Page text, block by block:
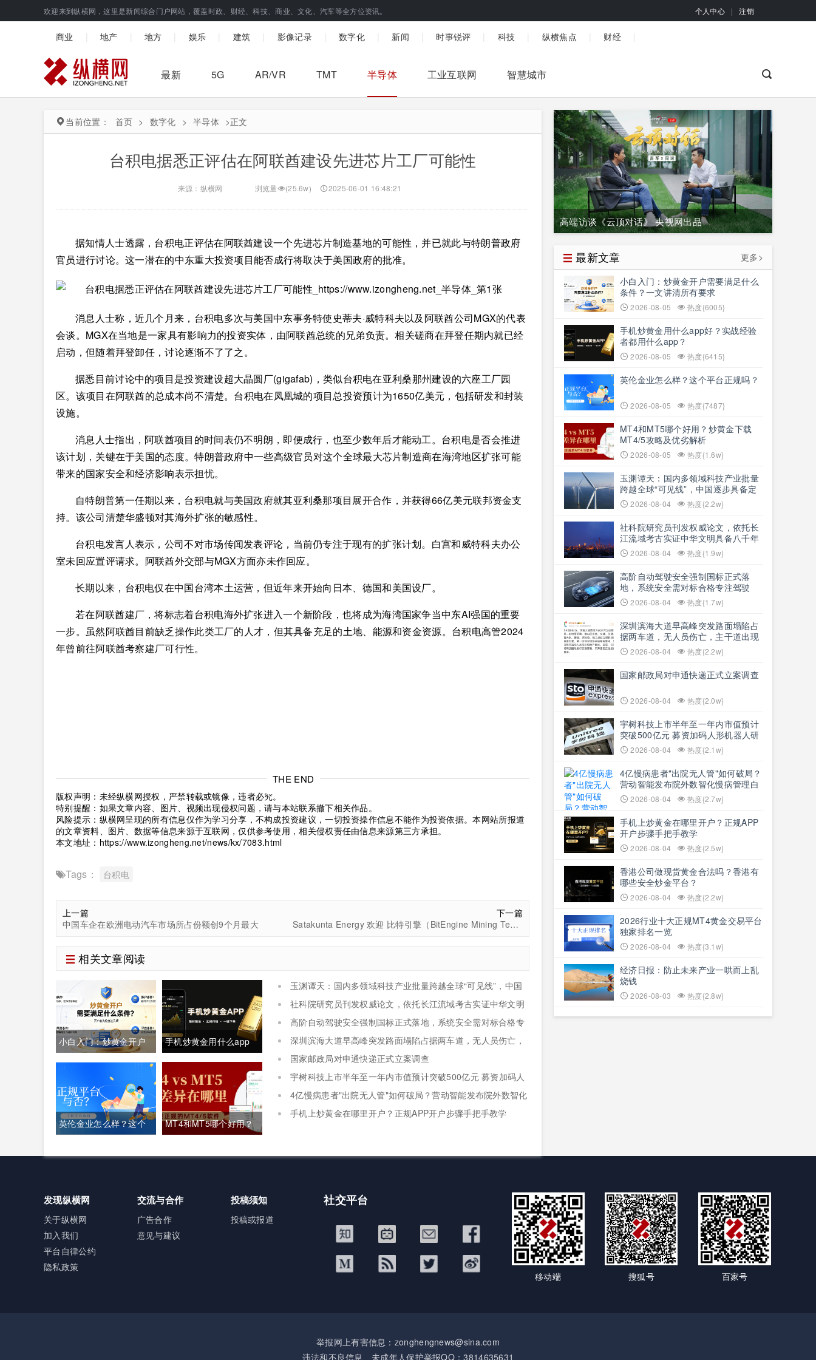
欢迎来到纵横网，这里是新闻综合门户网站，覆盖时政、财经、科技、商业、文化、汽车等全方位资讯。 个人中心 | 注销
商业 地产 地方 娱乐 建筑 影像记录 数字化 新闻 时事锐评 科技 纵横焦点 财经
最新 5G AR/VR TMT 半导体 工业互联网 智慧城市
当前位置： 首页 > 数字化 > 半导体 >正文
台积电据悉正评估在阿联酋建设先进芯片工厂可能性
来源：纵横网 浏览量 (25.6w) 2025-06-01 16:48:21
据知情人士透露，台积电正评估在阿联酋建设一个先进芯片制造基地的可能性，并已就此与特朗普政府
官员进行讨论。这一潜在的中东重大投资项目能否成行将取决于美国政府的批准。
消息人士称，近几个月来，台积电多次与美国中东事务特使史蒂夫·威特科夫以及阿联酋公司MGX的代表
会谈。MGX在当地是一家具有影响力的投资实体，由阿联酋总统的兄弟负责。相关磋商在拜登任期内就已经
启动，但随着拜登卸任，讨论逐渐不了了之。
据悉目前讨论中的项目是投资建设超大晶圆厂(gigafab)，类似台积电在亚利桑那州建设的六座工厂园
区。该项目在阿联酋的总成本尚不清楚。台积电在凤凰城的项目总投资预计为1650亿美元，包括研发和封装
设施。
消息人士指出，阿联酋项目的时间表仍不明朗，即便成行，也至少数年后才能动工。台积电是否会推进
该计划，关键在于美国的态度。特朗普政府中一些高级官员对这个全球最大芯片制造商在海湾地区扩张可能
带来的国家安全和经济影响表示担忧。
自特朗普第一任期以来，台积电就与美国政府就其亚利桑那项目展开合作，并获得66亿美元联邦资金支
持。该公司清楚华盛顿对其海外扩张的敏感性。
台积电发言人表示，公司不对市场传闻发表评论，当前仍专注于现有的扩张计划。白宫和威特科夫办公
室未回应置评请求。阿联酋外交部与MGX方面亦未作回应。
长期以来，台积电仅在中国台湾本土运营，但近年来开始向日本、德国和美国设厂。
若在阿联酋建厂，将标志着台积电海外扩张进入一个新阶段，也将成为海湾国家争当中东AI强国的重要
一步。虽然阿联酋目前缺乏操作此类工厂的人才，但其具备充足的土地、能源和资金资源。台积电高管2024
年曾前往阿联酋考察建厂可行性。
THE END
版权声明：未经纵横网授权，严禁转载或镜像，违者必究。
特别提醒：如果文章内容、图片、视频出现侵权问题，请与本站联系撤下相关作品。
风险提示：纵横网呈现的所有信息仅作为学习分享，不构成投资建议，一切投资操作信息不能作为投资依据。本网站所报道
的文章资料、图片、数据等信息来源于互联网，仅供参考使用，相关侵权责任由信息来源第三方承担。
本文地址： https://www.izongheng.net/news/kx/7083.html
Tags： 台积电
上一篇
中国车企在欧洲电动汽车市场所占份额创9个月最大
下一篇
Satakunta Energy 欢迎 比特引擎（BitEngine Mining Tech） 战略投资，携手推动比特币挖矿与绿色能源整合创新
相关文章阅读
小白入门：炒黄金开户
需要满足什么条件？一
文讲清所有要求
手机炒黄金用什么app
好？实战经验者都用什
么app？
英伦金业怎么样？这个
MT4和MT5哪个好用？
玉渊谭天：国内多领域科技产业批量跨越全球“可见线”，中国
逐步具备定义全球新产品与产业方向的能力
社科院研究员刊发权威论文，依托长江流域考古实证中华文明
具备八千年思想文明脉络
高阶自动驾驶安全强制国标正式落地，系统安全需对标合格专
注驾驶员，2027年7月1日正式施行
深圳滨海大道早高峰突发路面塌陷占据两车道，无人员伤亡，
主干道出现长距离拥堵
国家邮政局对申通快递正式立案调查
宇树科技上市半年至一年内市值预计突破500亿元 募资加码人
形机器人研发攻坚
4亿慢病患者"出院无人管"如何破局？营动智能发布院外数智化
慢病管理白皮书
​手机上炒黄金在哪里开户？正规APP开户步骤手把手教学
高端访谈《云顶对话》 央视网出品
最新文章
更多>
小白入门：炒黄金开户需要满足什么
条件？一文讲清所有要求
2026-08-05 热度{6005}
手机炒黄金用什么app好？实战经验
者都用什么app？
2026-08-05 热度{6415}
英伦金业怎么样？这个平台正规吗？
2026-08-05 热度{7487}
MT4和MT5哪个好用？炒黄金下载
MT4/5攻略及优劣解析
2026-08-05 热度{1.6w}
玉渊谭天：国内多领域科技产业批量
跨越全球“可见线”，中国逐步具备定
义全球新产品与产业方向的能力
2026-08-04 热度{2.2w}
社科院研究员刊发权威论文，依托长
江流域考古实证中华文明具备八千年
思想文明脉络
2026-08-04 热度{1.9w}
高阶自动驾驶安全强制国标正式落
地，系统安全需对标合格专注驾驶
员，2027年7月1日正式施行
2026-08-04 热度{1.7w}
深圳滨海大道早高峰突发路面塌陷占
据两车道，无人员伤亡，主干道出现
长距离拥堵
2026-08-04 热度{2.2w}
国家邮政局对申通快递正式立案调查
2026-08-04 热度{2.0w}
宇树科技上市半年至一年内市值预计
突破500亿元 募资加码人形机器人研
发攻坚
2026-08-04 热度{2.1w}
4亿慢病患者"出院无人管"如何破局？
营动智能发布院外数智化慢病管理白
皮书2026-08-04 热度{2.7w}
​手机上炒黄金在哪里开户？正规APP
开户步骤手把手教学
2026-08-04 热度{2.5w}
香港公司做现货黄金合法吗？香港有
哪些安全炒金平台？
2026-08-04 热度{2.2w}
2026行业十大正规MT4黄金交易平台
独家排名一览
2026-08-04 热度{3.1w}
经济日报：防止未来产业一哄而上乱
烧钱
2026-08-03 热度{2.8w}
发现纵横网
关于纵横网
加入我们
平台自律公约
隐私政策
交流与合作
广告合作
意见与建议
投稿须知
投稿或报道
社交平台
移动端 搜狐号 百家号
举报网上有害信息：zonghengnews@sina.com
违法和不良信息、未成年人保护举报QQ：3814635631